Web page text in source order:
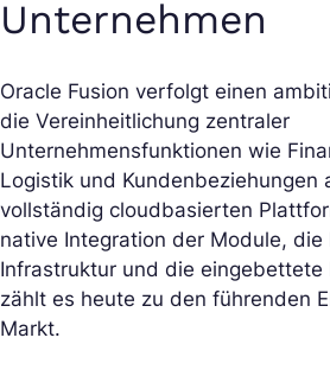
Unternehmen
Oracle Fusion verfolgt einen
die Vereinheitlichung zentraler
Unternehmensfunktionen wie
Logistik und Kundenbeziehungen
vollständig cloudbasierten
native Integration der Module, die
Infrastruktur und die eingebettete
zählt es heute zu den führenden
Markt.